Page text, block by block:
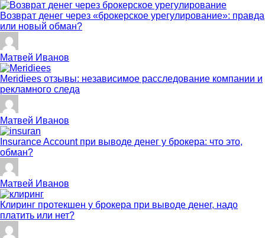
Возврат денег через «брокерское урегулирование»: правда
или новый обман?
Матвей Иванов
Meridiees отзывы: независимое расследование компании и
рекламного следа
Матвей Иванов
Insurance Account при выводе денег у брокера: что это,
обман?
Матвей Иванов
Клиринг протекшен у брокера при выводе денег, надо
платить или нет?